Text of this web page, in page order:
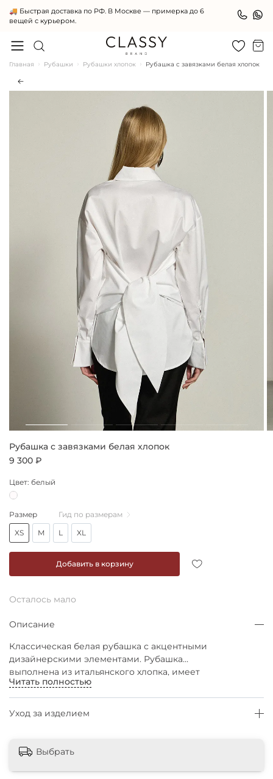
Женская одежда премиального качества
Главная Рубашки Рубашки хлопок Рубашка с завязками белая хлопок
Рубашка с завязками белая хлопок
9 300 ₽
Добавить в корзину
Цвет: белый
Размер
Гид по размерам
XS
M L XL
Осталось мало
Описание
Классическая белая рубашка с акцентными
дизайнерскими элементами. Рубашка
выполнена из итальянского хлопка, имеет
премиальную обработку швов,
брендированную фурнитуру. Рубашка выглядит
необычно благодаря широким манжетам с
изделия. Такая рубашка будет стильно
смотреться в офисном или кэжуальном луке, а
также поможет составить эффектный вечерний
Читать полностью
Уход за изделием
Выбрать